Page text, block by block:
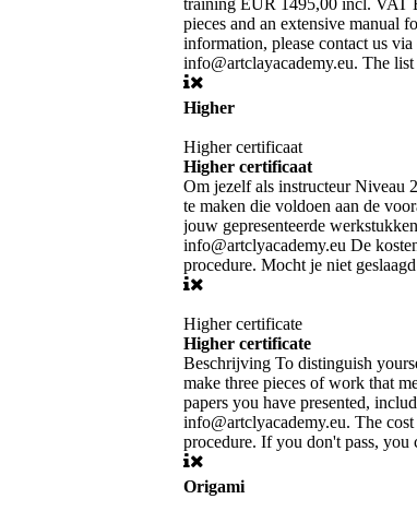
training EUR 1495,00 incl. VAT
pieces and an extensive manual
information, please contact us
info@artclayacademy.eu. The
Higher
Higher certificaat
Higher certificaat
Om jezelf als instructeur Niveau
te maken die voldoen aan de
jouw gepresenteerde
info@artclyacademy.eu De
procedure. Mocht je niet
Higher certificate
Higher certificate
Beschrijving To distinguish
make three pieces of work that
papers you have presented,
info@artclyacademy.eu. The
procedure. If you don't pass,
Origami